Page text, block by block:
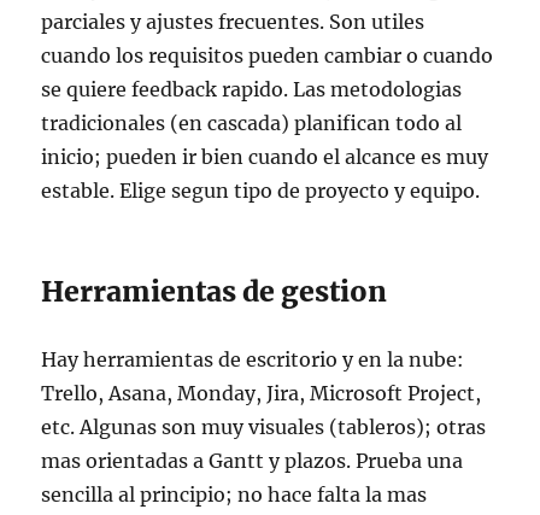
parciales y ajustes frecuentes. Son utiles
cuando los requisitos pueden cambiar o cuando
se quiere feedback rapido. Las metodologias
tradicionales (en cascada) planifican todo al
inicio; pueden ir bien cuando el alcance es muy
estable. Elige segun tipo de proyecto y equipo.
Herramientas de gestion
Hay herramientas de escritorio y en la nube:
Trello, Asana, Monday, Jira, Microsoft Project,
etc. Algunas son muy visuales (tableros); otras
mas orientadas a Gantt y plazos. Prueba una
sencilla al principio; no hace falta la mas